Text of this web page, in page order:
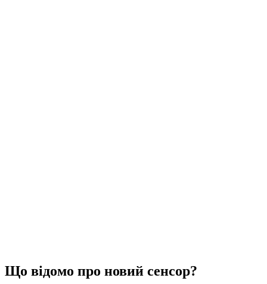
Що відомо про новий сенсор?